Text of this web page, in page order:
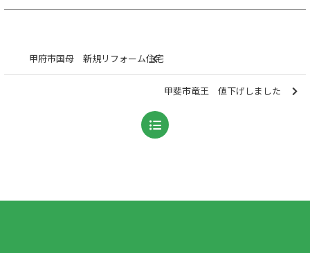
甲府市国母 新規リフォーム住宅
甲斐市竜王 値下げしました